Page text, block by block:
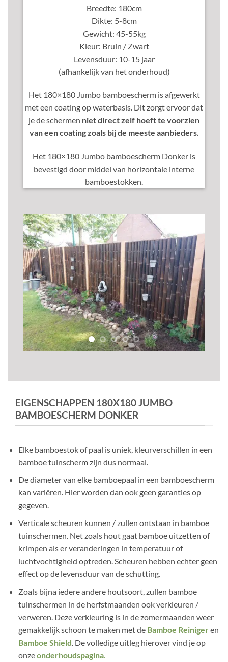
Breedte: 180cm
Dikte: 5-8cm
Gewicht: 45-55kg
Kleur: Bruin / Zwart
Levensduur: 10-15 jaar
(afhankelijk van het onderhoud)
Het 180×180 Jumbo bamboescherm is afgewerkt
met een coating op waterbasis. Dit zorgt ervoor dat
je de schermen niet direct zelf hoeft te voorzien
van een coating zoals bij de meeste aanbieders.
Het 180×180 Jumbo bamboescherm Donker is
bevestigd door middel van horizontale interne
bamboestokken.
EIGENSCHAPPEN 180X180 JUMBO
BAMBOESCHERM DONKER
Elke bamboestok of paal is uniek, kleurverschillen in een
bamboe tuinscherm zijn dus normaal.
De diameter van elke bamboepaal in een bamboescherm
kan variëren. Hier worden dan ook geen garanties op
gegeven.
Verticale scheuren kunnen / zullen ontstaan in bamboe
tuinschermen. Net zoals hout gaat bamboe uitzetten of
krimpen als er veranderingen in temperatuur of
luchtvochtigheid optreden. Scheuren hebben echter geen
effect op de levensduur van de schutting.
Zoals bijna iedere andere houtsoort, zullen bamboe
tuinschermen in de herfstmaanden ook verkleuren /
verweren. Deze verkleuring is in de zomermaanden weer
gemakkelijk schoon te maken met de Bamboe Reinigeren
Bamboe Shield . De volledige uitleg hierover vind je op
onzeonderhoudspagina.